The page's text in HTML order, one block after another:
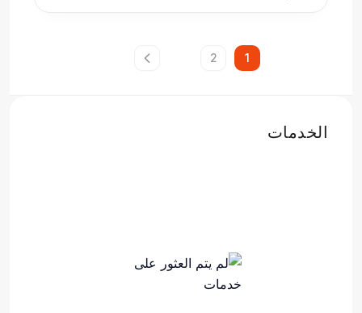
1
2
الخدمات